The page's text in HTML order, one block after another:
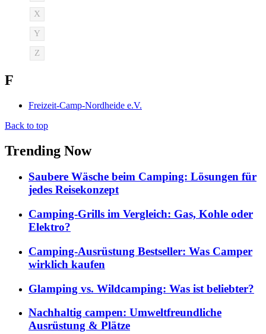
X
Y
Z
F
Freizeit-Camp-Nordheide e.V.
Back to top
Trending Now
Saubere Wäsche beim Camping: Lösungen für
jedes Reisekonzept
Camping-Grills im Vergleich: Gas, Kohle oder
Elektro?
Camping-Ausrüstung Bestseller: Was Camper
wirklich kaufen
Glamping vs. Wildcamping: Was ist beliebter?
Nachhaltig campen: Umweltfreundliche
Ausrüstung & Plätze